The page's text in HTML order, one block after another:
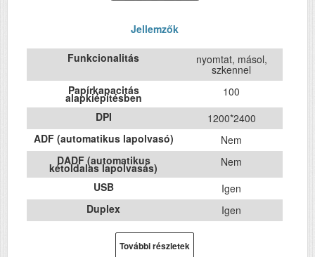
Jellemzők
Funkcionalitás nyomtat, másol,
szkennel
Papírkapacitás
alapkiépítésben
100
DPI
1200*2400
ADF (automatikus lapolvasó)
Nem
DADF (automatikus
kétoldalas lapolvasás)
Nem
USB
Igen
Duplex
Igen
További részletek